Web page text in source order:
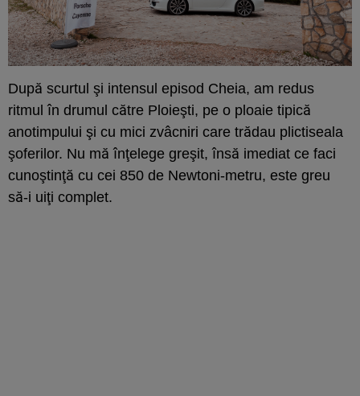
După scurtul şi intensul episod Cheia, am redus
ritmul în drumul către Ploieşti, pe o ploaie tipică
anotimpului şi cu mici zvâcniri care trădau plictiseala
şoferilor. Nu mă înţelege greşit, însă imediat ce faci
cunoştinţă cu cei 850 de Newtoni-metru, este greu
să-i uiţi complet.